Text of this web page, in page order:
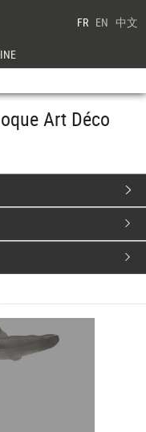
FR EN 中文
Art Déco